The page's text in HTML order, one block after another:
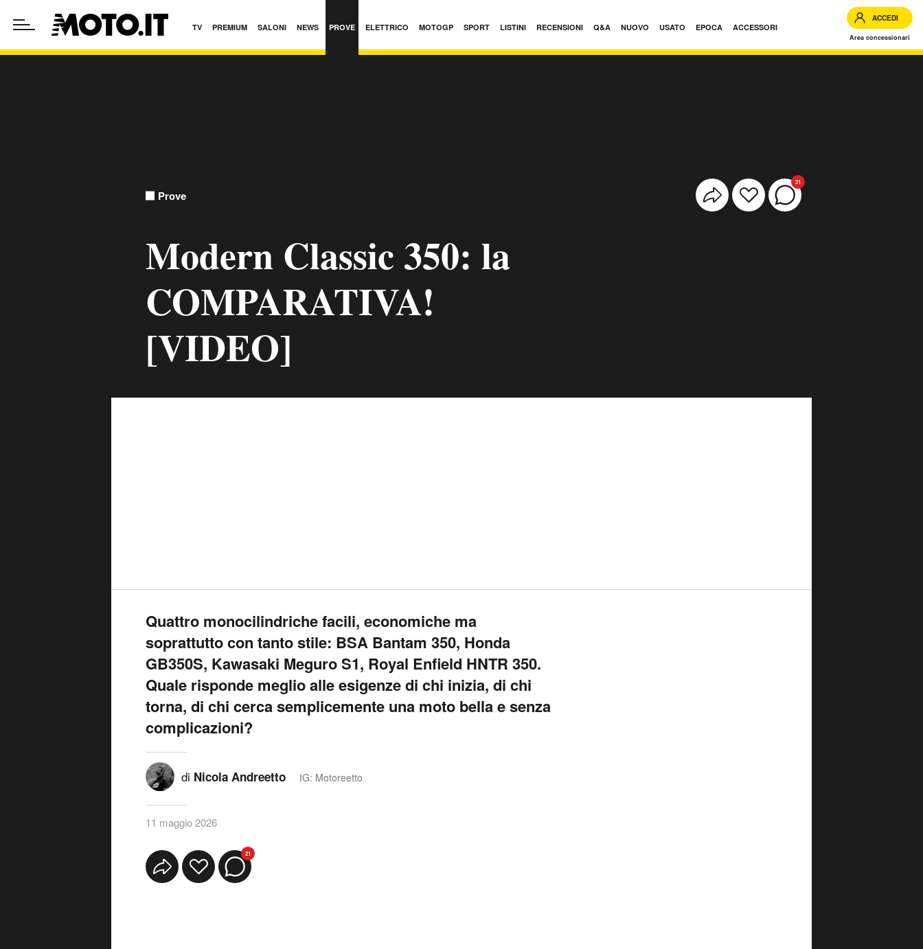
TV PREMIUM SALONI NEWS PROVE ELETTRICO MOTOGP SPORT LISTINI RECENSIONI Q&A NUOVO USATO EPOCA ACCESSORI
ACCEDI
Area concessionari
Prove
Modern Classic 350: la
COMPARATIVA!
[VIDEO]
21
Quattro monocilindriche facili, economiche ma
soprattutto con tanto stile: BSA Bantam 350, Honda
GB350S, Kawasaki Meguro S1, Royal Enfield HNTR 350.
Quale risponde meglio alle esigenze di chi inizia, di chi
torna, di chi cerca semplicemente una moto bella e senza
complicazioni?
di Nicola Andreetto IG: Motoreetto
11 maggio 2026
21